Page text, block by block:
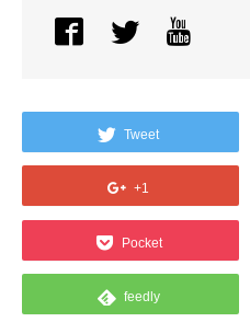
Tweet
+1
Pocket
feedly